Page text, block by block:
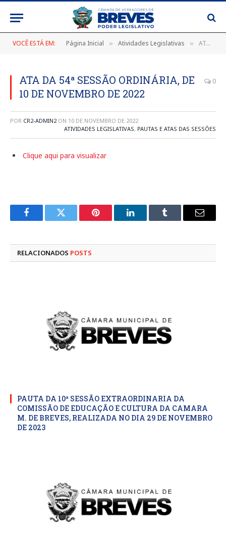
VOCÊ ESTÁ EM: Página Inicial » Atividades Legislativas » ATA DA 54ª SESSÃO ORDINÁRIA, DE 10 DE NOVEMBRO DE 2022
ATA DA 54ª SESSÃO ORDINÁRIA, DE
10 DE NOVEMBRO DE 2022
0
POR CR2-ADMIN2 ON 10 DE NOVEMBRO DE 2022
ATIVIDADES LEGISLATIVAS, PAUTAS E ATAS DAS SESSÕES
Clique aqui para visualizar
FacebookTwitter Pinterest LinkedInTumblr
E-
RELACIONADOS POSTS
PAUTA DA 10ª SESSÃO EXTRAORDINARIA DA
COMISSÃO DE EDUCAÇÃO E CULTURA DA CAMARA
M. DE BREVES, REALIZADA NO DIA 29 DE NOVEMBRO
DE 2023